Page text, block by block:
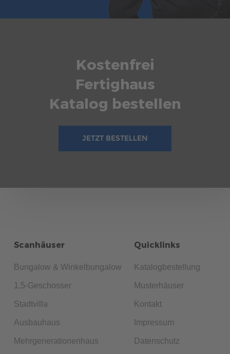
Kostenfrei
Fertighaus
Katalog bestellen
JETZT BESTELLEN
Scanhäuser
Bungalow & Winkelbungalow
1,5-Geschosser
Stadtvilla
Ausbauhaus
Mehrgenerationenhaus
Quicklinks
Katalogbestellung
Musterhäuser
Kontakt
Impressum
Datenschutz